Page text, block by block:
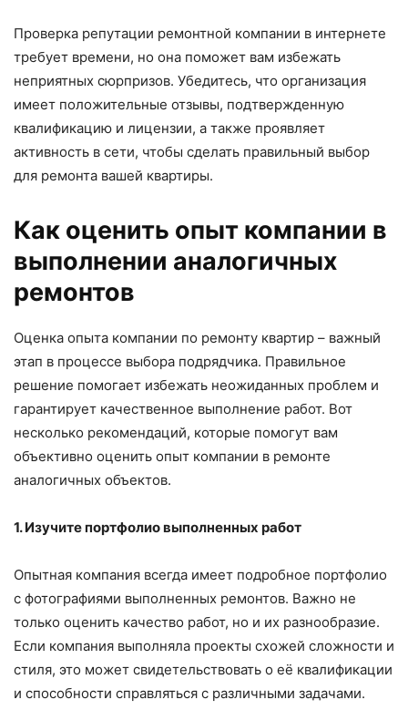
Проверка репутации ремонтной компании в интернете
требует времени, но она поможет вам избежать
неприятных сюрпризов. Убедитесь, что организация
имеет положительные отзывы, подтвержденную
квалификацию и лицензии, а также проявляет
активность в сети, чтобы сделать правильный выбор
для ремонта вашей квартиры.
Как оценить опыт компании в
выполнении аналогичных
ремонтов
Оценка опыта компании по ремонту квартир – важный
этап в процессе выбора подрядчика. Правильное
решение помогает избежать неожиданных проблем и
гарантирует качественное выполнение работ. Вот
несколько рекомендаций, которые помогут вам
объективно оценить опыт компании в ремонте
аналогичных объектов.
1. Изучите портфолио выполненных работ
Опытная компания всегда имеет подробное портфолио
с фотографиями выполненных ремонтов. Важно не
только оценить качество работ, но и их разнообразие.
Если компания выполняла проекты схожей сложности и
стиля, это может свидетельствовать о её квалификации
и способности справляться с различными задачами.